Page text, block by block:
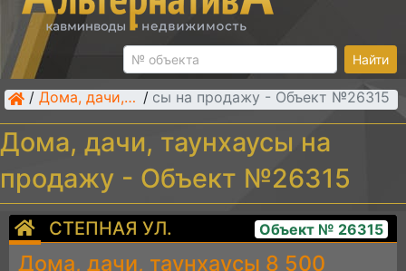
Найти
/ Дома, дачи, таунхаусы /
Дома, дачи, таунхаусы на продажу - Объект №26315
Дома, дачи, таунхаусы на
продажу - Объект №26315
СТЕПНАЯ УЛ. Объект № 26315
Дома, дачи, таунхаусы 8 500